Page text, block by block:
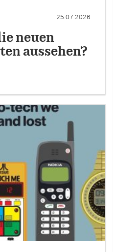
25.07.2026
neuen
aussehen?